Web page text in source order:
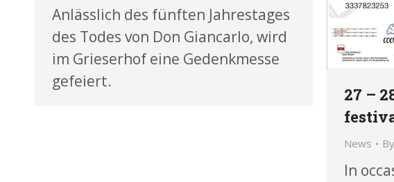
27 –
News By
In
Anlässlich des fünften Jahrestages
des Todes von Don Giancarlo, wird
im Grieserhof eine Gedenkmesse
gefeiert.